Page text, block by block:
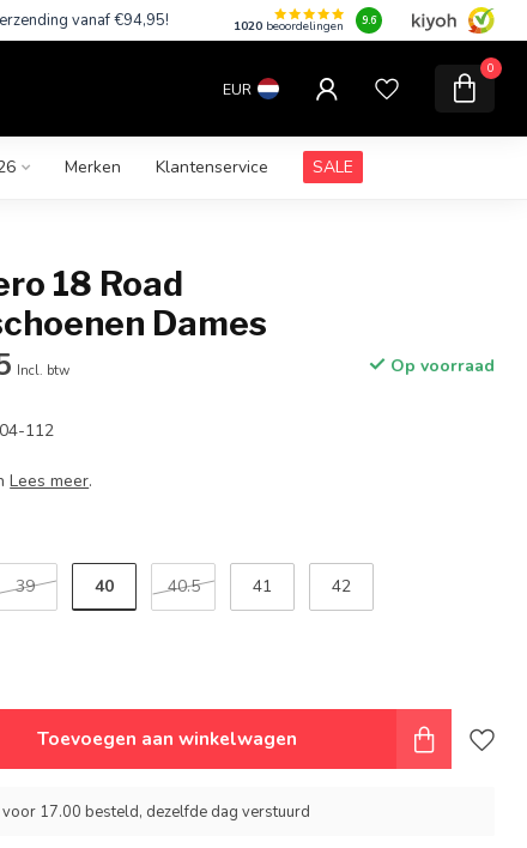
vanaf €94,95! 1020 beoordelingen 9.6
EUR
0
Merken Klantenservice SALE
18 Road
Dames
Incl. btw Op voorraad
112
Lees meer.
39 40 40.5 41 42
Toevoegen aan winkelwagen
17.00 besteld, dezelfde dag verstuurd